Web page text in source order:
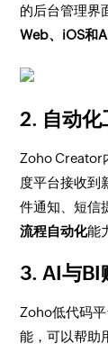
的后台管理界
Web、iOS和
2. 自动化
Zoho Creator
度平台接收到
件通知、短信
流程自动化能
3. AI与BI
Zoho低代码
能，可以帮助